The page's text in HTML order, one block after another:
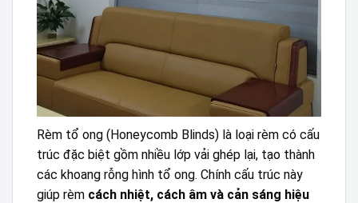
Rèm tổ ong (Honeycomb Blinds) là loại rèm có cấu
trúc đặc biệt gồm nhiều lớp vải ghép lại, tạo thành
các khoang rỗng hình tổ ong. Chính cấu trúc này
giúp rèm cách nhiệt, cách âm và cản sáng hiệu